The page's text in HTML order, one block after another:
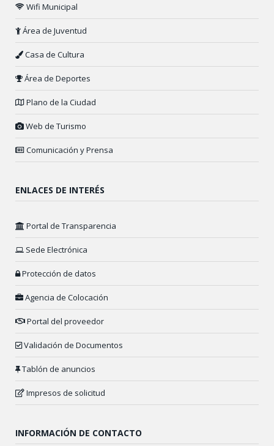
Wifi Municipal
Área de Juventud
Casa de Cultura
Área de Deportes
Plano de la Ciudad
Web de Turismo
Comunicación y Prensa
ENLACES DE INTERÉS
Portal de Transparencia
Sede Electrónica
Protección de datos
Agencia de Colocación
Portal del proveedor
Validación de Documentos
Tablón de anuncios
Impresos de solicitud
INFORMACIÓN DE CONTACTO